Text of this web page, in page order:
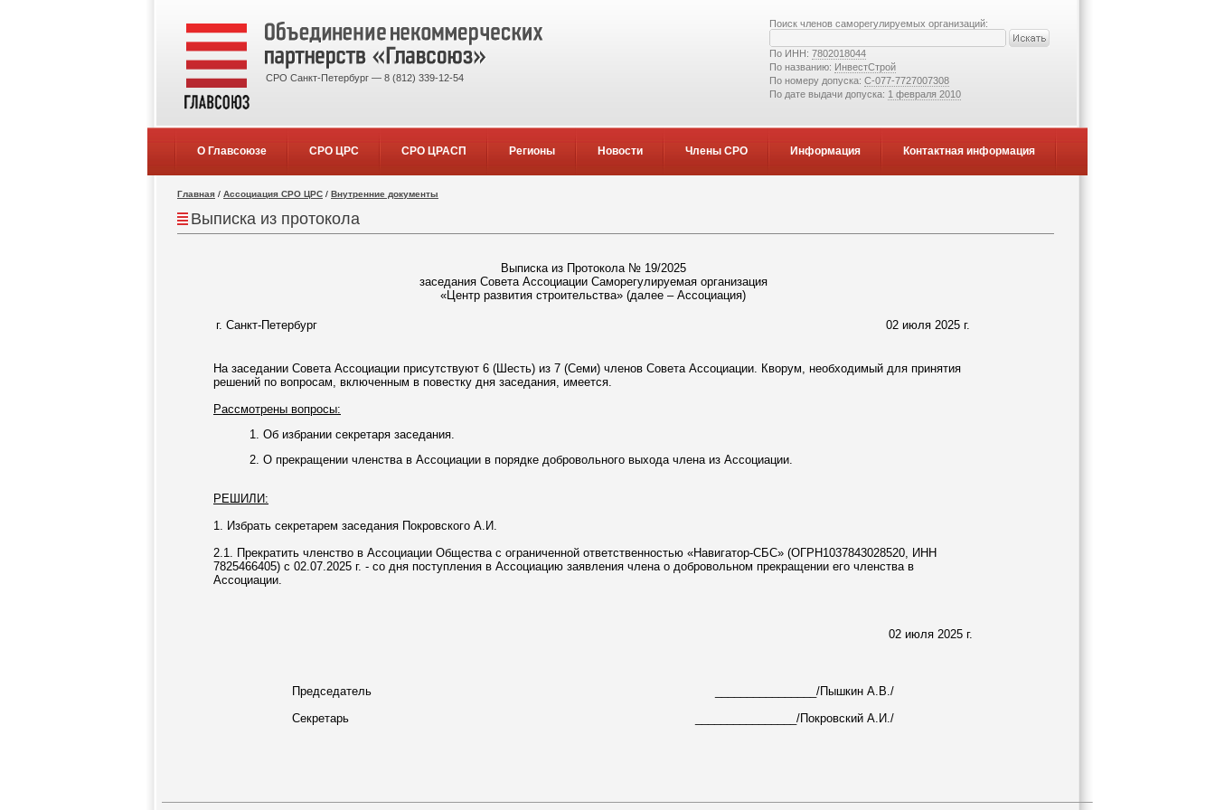
СРО Санкт-Петербург — 8 (812) 339-12-54
Поиск членов саморегулируемых организаций:
По ИНН: 7802018044
По названию: ИнвестСтрой
По номеру допуска: С-077-7727007308
По дате выдачи допуска: 1 февраля 2010
О Главсоюзе СРО ЦРС СРО ЦРАСП Регионы Новости Члены СРО Информация Контактная информация
Главная / Ассоциация СРО ЦРС / Внутренние документы
Выписка из протокола
Выписка из Протокола № 19/2025
заседания Совета Ассоциации Саморегулируемая организация
«Центр развития строительства» (далее – Ассоциация)
г. Санкт-Петербург 02 июля 2025 г.
На заседании Совета Ассоциации присутствуют 6 (Шесть) из 7 (Семи) членов Совета Ассоциации. Кворум, необходимый для принятия
решений по вопросам, включенным в повестку дня заседания, имеется.
Рассмотрены вопросы:
1. Об избрании секретаря заседания.
2. О прекращении членства в Ассоциации в порядке добровольного выхода члена из Ассоциации.
РЕШИЛИ:
1. Избрать секретарем заседания Покровского А.И.
2.1. Прекратить членство в Ассоциации Общества с ограниченной ответственностью «Навигатор-СБС» (ОГРН1037843028520, ИНН
7825466405) с 02.07.2025 г. - со дня поступления в Ассоциацию заявления члена о добровольном прекращении его членства в
Ассоциации.
02 июля 2025 г.
Председатель
Секретарь
________________/Пышкин А.В./
________________/Покровский А.И./